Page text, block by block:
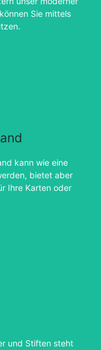
Sie mittels
kann wie eine
bietet aber
Ihre Karten oder
und Stiften steht